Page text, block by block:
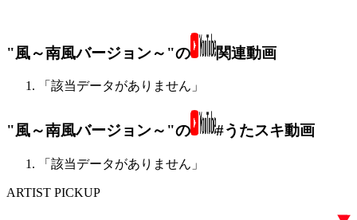
"風～南風バージョン～"の 関連動画
「該当データがありません」
"風～南風バージョン～"の #うたスキ動画
「該当データがありません」
ARTIST PICKUP